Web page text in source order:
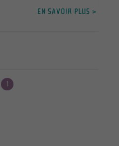
EN SAVOIR PLUS >
1